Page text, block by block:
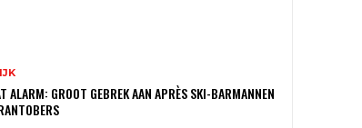
ALARM: GROOT GEBREK AAN APRÈS SKI-BARMANNEN